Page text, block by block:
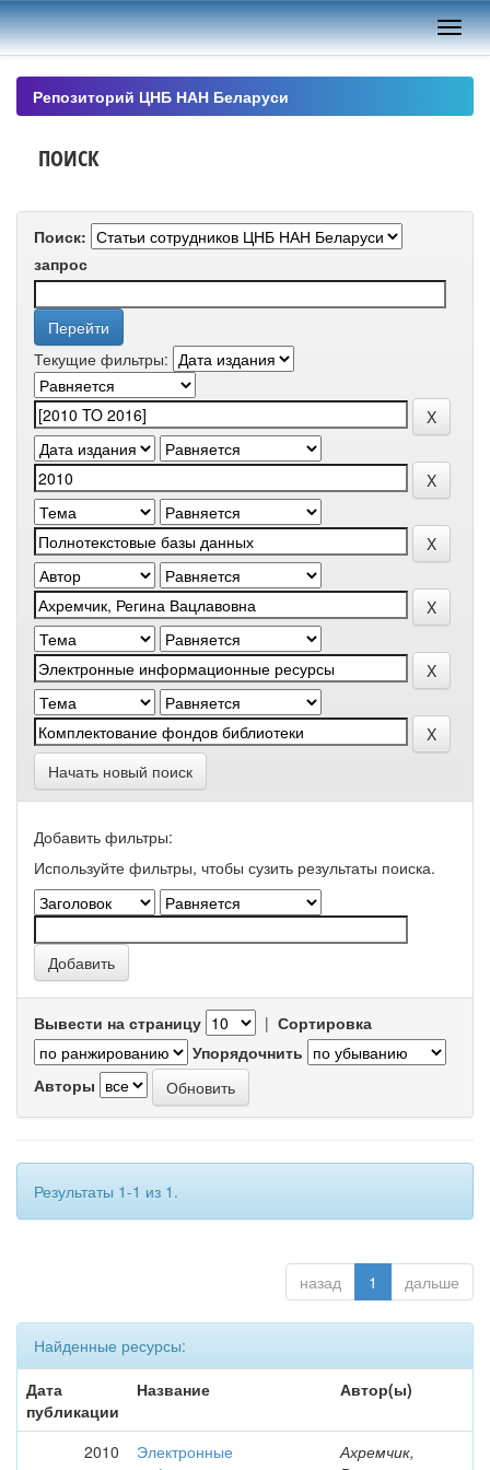
Skip
navigation
Репозиторий ЦНБ НАН Беларуси
ПОИСК
Поиск:
запрос
Текущие фильтры:
Начать новый поиск
Добавить фильтры:
Используйте фильтры, чтобы сузить результаты поиска.
Вывести на страницу | Сортировка
Упорядочнить
Авторы
Результаты 1-1 из 1.
назад 1 дальше
Найденные ресурсы:
Дата
публикации
Название Автор(ы)
2010
Электронные
Ахремчик,